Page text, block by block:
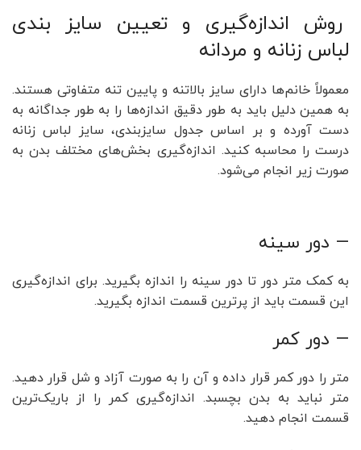
روش اندازه‌گیری و تعیین سایز بندی
لباس زنانه و مردانه
معمولاً خانم‌ها دارای سایز بالاتنه و پایین تنه متفاوتی هستند.
به همین دلیل باید به طور دقیق اندازه‌ها را به طور جداگانه به
دست آورده و بر اساس جدول سایز‌بندی، سایز لباس زنانه
درست را محاسبه کنید. اندازه‌گیری بخش‌های مختلف بدن به
صورت زیر انجام می‌شود.
— دور سینه
به کمک متر دور تا دور سینه را اندازه بگیرید. برای اندازه‌گیری
این قسمت باید از پرترین قسمت اندازه بگیرید.
— دور کمر
متر را دور کمر قرار داده و آن را به صورت آزاد و شل قرار دهید.
متر نباید به بدن بچسبد. اندازه‌گیری کمر را از باریک‌ترین
قسمت انجام دهید.